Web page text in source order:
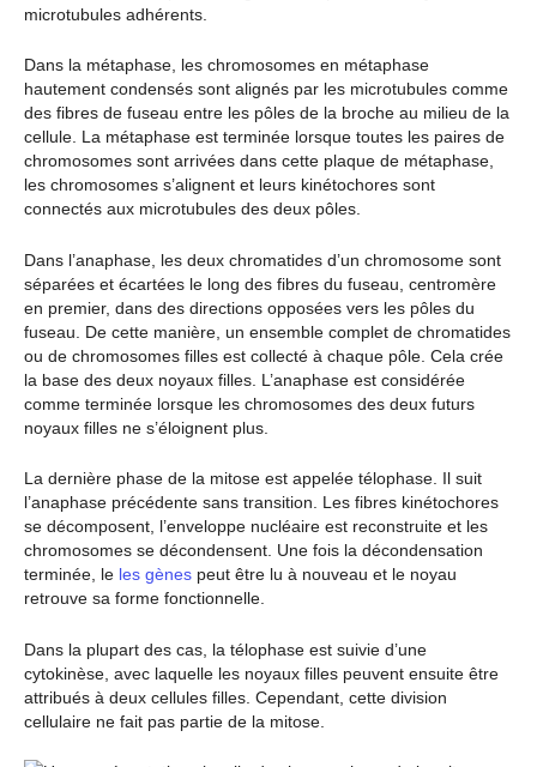
microtubules adhérents.
Dans la métaphase, les chromosomes en métaphase
hautement condensés sont alignés par les microtubules comme
des fibres de fuseau entre les pôles de la broche au milieu de la
cellule. La métaphase est terminée lorsque toutes les paires de
chromosomes sont arrivées dans cette plaque de métaphase,
les chromosomes s’alignent et leurs kinétochores sont
connectés aux microtubules des deux pôles.
Dans l’anaphase, les deux chromatides d’un chromosome sont
séparées et écartées le long des fibres du fuseau, centromère
en premier, dans des directions opposées vers les pôles du
fuseau. De cette manière, un ensemble complet de chromatides
ou de chromosomes filles est collecté à chaque pôle. Cela crée
la base des deux noyaux filles. L’anaphase est considérée
comme terminée lorsque les chromosomes des deux futurs
noyaux filles ne s’éloignent plus.
La dernière phase de la mitose est appelée télophase. Il suit
l’anaphase précédente sans transition. Les fibres kinétochores
se décomposent, l’enveloppe nucléaire est reconstruite et les
chromosomes se décondensent. Une fois la décondensation
terminée, le les gènes peut être lu à nouveau et le noyau
retrouve sa forme fonctionnelle.
Dans la plupart des cas, la télophase est suivie d’une
cytokinèse, avec laquelle les noyaux filles peuvent ensuite être
attribués à deux cellules filles. Cependant, cette division
cellulaire ne fait pas partie de la mitose.